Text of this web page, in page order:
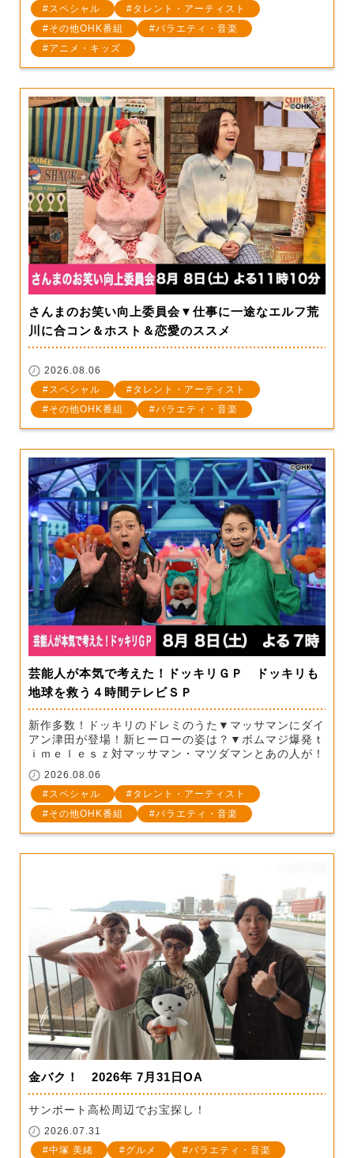
スペシャル
タレント・アーティスト
その他OHK番組
バラエティ・音楽
アニメ・キッズ
さんまのお笑い向上委員会▼仕事に一途なエルフ荒
川に合コン＆ホスト＆恋愛のススメ
2026.08.06
スペシャル
タレント・アーティスト
その他OHK番組
バラエティ・音楽
芸能人が本気で考えた！ドッキリＧＰ ドッキリも
地球を救う４時間テレビＳＰ
新作多数！ドッキリのドレミのうた▼マッサマンにダイ
アン津田が登場！新ヒーローの姿は？▼ボムマジ爆発ｔ
ｉｍｅｌｅｓｚ対マッサマン・マツダマンとあの人が！
2026.08.06
スペシャル
タレント・アーティスト
その他OHK番組
バラエティ・音楽
金バク！ 2026年 7月31日OA
サンポート高松周辺でお宝探し！
2026.07.31
中塚 美緒
グルメ
バラエティ・音楽